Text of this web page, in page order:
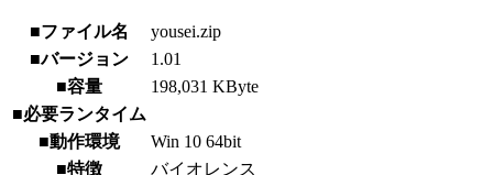
■ファイル名
yousei.zip
■バージョン
1.01
■容量
198,031 KByte
■必要ランタイム
■動作環境
Win 10 64bit
■特徴
バイオレンス